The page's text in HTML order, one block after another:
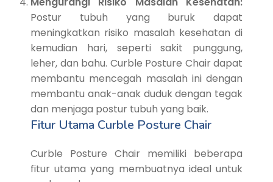
Postur tubuh yang buruk dapat
meningkatkan risiko masalah kesehatan di
kemudian hari, seperti sakit punggung,
leher, dan bahu. Curble Posture Chair dapat
membantu mencegah masalah ini dengan
membantu anak-anak duduk dengan tegak
dan menjaga postur tubuh yang baik.
Fitur Utama Curble Posture Chair
Curble Posture Chair memiliki beberapa
fitur utama yang membuatnya ideal untuk